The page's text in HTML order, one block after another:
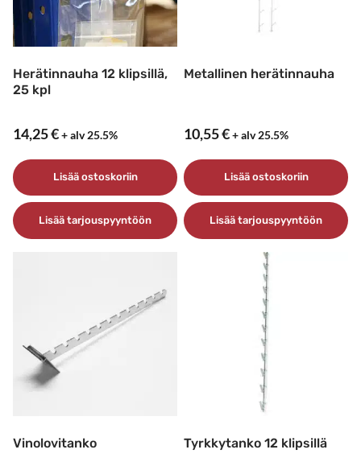
Herätinnauha 12 klipsillä,
25 kpl
14,25€+ alv 25.5%
Lisää ostoskoriin
Lisää tarjouspyyntöön
Metallinen herätinnauha
10,55€+ alv 25.5%
Lisää ostoskoriin
Lisää tarjouspyyntöön
Vinolovitanko Tyrkkytanko 12 klipsillä